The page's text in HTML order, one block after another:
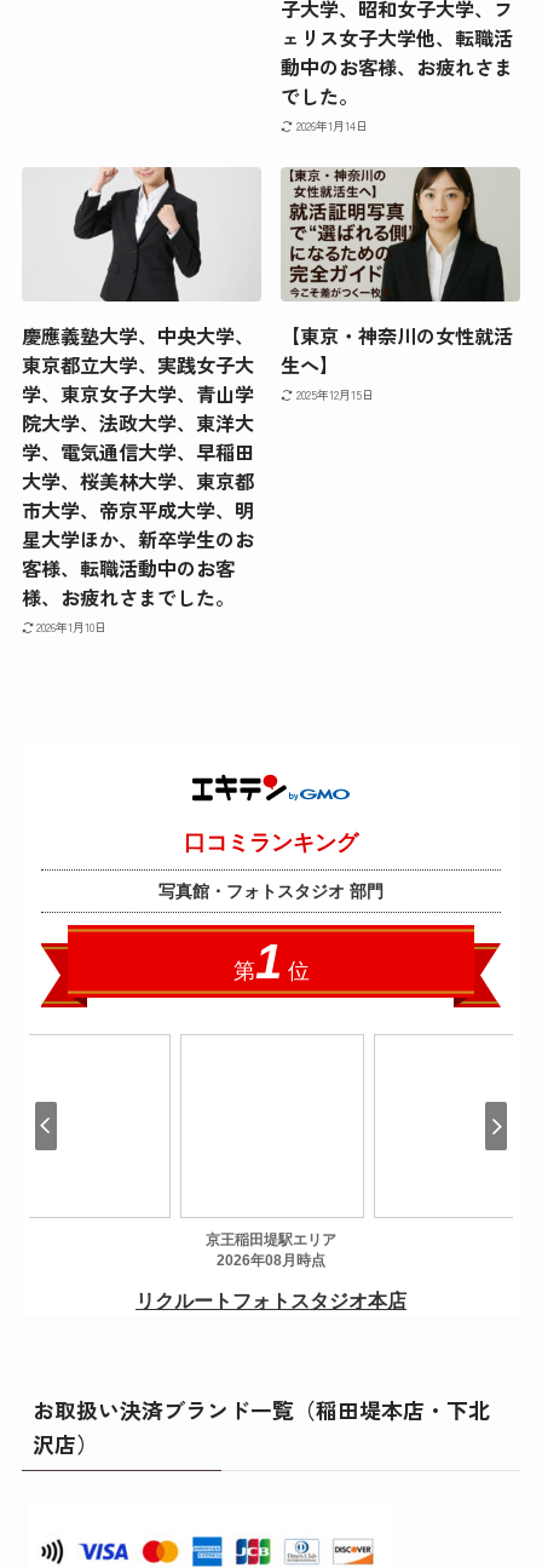
子大学、昭和女子大学、フ
ェリス女子大学他、転職活
動中のお客様、お疲れさま
でした。
2026年1月14日
慶應義塾大学、中央大学、
東京都立大学、実践女子大
学、東京女子大学、青山学
院大学、法政大学、東洋大
学、電気通信大学、早稲田
大学、桜美林大学、東京都
市大学、帝京平成大学、明
星大学ほか、新卒学生のお
客様、転職活動中のお客
様、お疲れさまでした。
2026年1月10日
【東京・神奈川の女性就活
生へ】
2025年12月15日
お取扱い決済ブランド一覧（稲田堤本店・下北
沢店）